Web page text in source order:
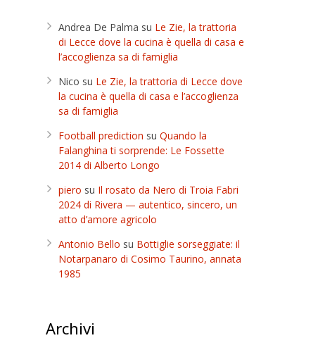
Andrea De Palma su Le Zie, la trattoria
di Lecce dove la cucina è quella di casa e
l’accoglienza sa di famiglia
Nico su Le Zie, la trattoria di Lecce dove
la cucina è quella di casa e l’accoglienza
sa di famiglia
Football prediction su Quando la
Falanghina ti sorprende: Le Fossette
2014 di Alberto Longo
piero su Il rosato da Nero di Troia Fabri
2024 di Rivera — autentico, sincero, un
atto d’amore agricolo
Antonio Bello su Bottiglie sorseggiate: il
Notarpanaro di Cosimo Taurino, annata
1985
Archivi